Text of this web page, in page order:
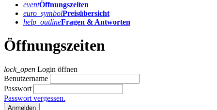
eventÖffnungs­zeiten
euro_symbolPreis­übersicht
help_outlineFragen & Antworten
Öffnungszeiten
lock_open Login öffnen
Benutzername
Passwort
Passwort vergessen.
Anmelden